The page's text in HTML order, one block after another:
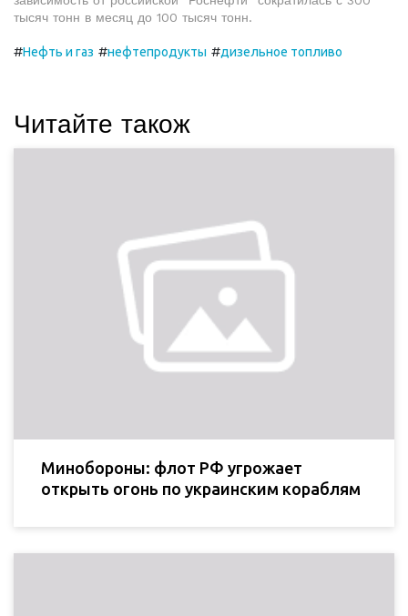
тысяч тонн в месяц до 100 тысяч тонн.
#Нефть и газ #нефтепродукты #дизельное топливо
Читайте також
Минобороны: флот РФ угрожает
открыть огонь по украинским кораблям